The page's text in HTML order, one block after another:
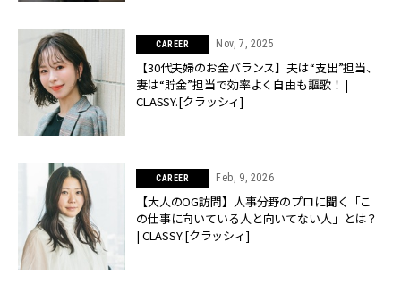
CAREER Nov, 7, 2025
【30代夫婦のお金バランス】夫は“支出”担当、
妻は“貯金”担当で効率よく自由も謳歌！ |
CLASSY.[クラッシィ]
CAREER Feb, 9, 2026
【大人のOG訪問】人事分野のプロに聞く「こ
の仕事に向いている人と向いてない人」とは？
| CLASSY.[クラッシィ]